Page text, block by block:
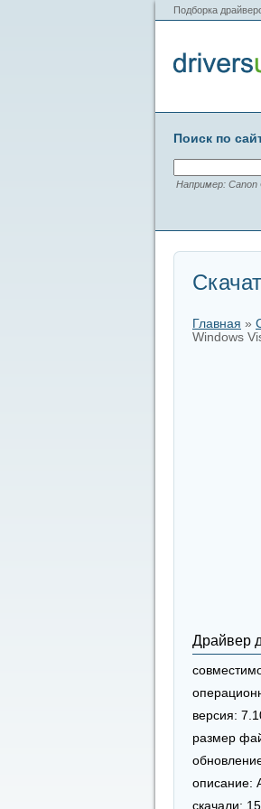
Подборка
Поиск по
Например: Canon
Главная »
Windows
Драйвер
версия:
размер
описание:
скачали: